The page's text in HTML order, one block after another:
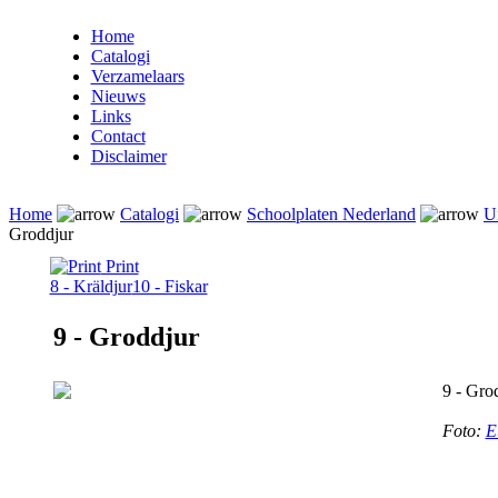
Home
Catalogi
Verzamelaars
Nieuws
Links
Contact
Disclaimer
Home Catalogi Schoolplaten Nederland
Groddjur
Print
8 - Kräldjur10 - Fiskar
9 - Groddjur
9 -
Foto: